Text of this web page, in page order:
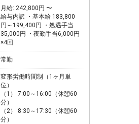
月給: 242,800円 〜
給与内訳 ・基本給 183,800
円～199,400円 ・処遇手当
35,000円 ・夜勤手当6,000円
×4回
常勤
変形労働時間制（1ヶ月単
位）
（1） 7:00～16:00（休憩60
分）
（2） 8:30～17:30（休憩60
分）